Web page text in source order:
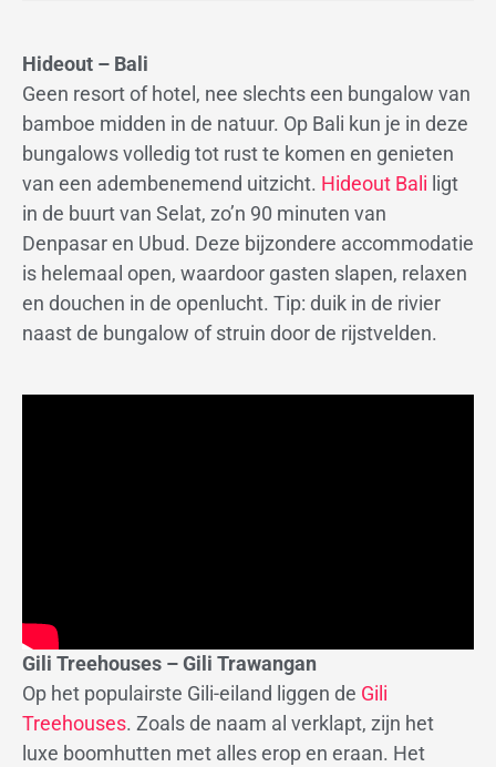
Hideout – Bali
Geen resort of hotel, nee slechts een bungalow van
bamboe midden in de natuur. Op Bali kun je in deze
bungalows volledig tot rust te komen en genieten
van een adembenemend uitzicht. Hideout Bali ligt
in de buurt van Selat, zo’n 90 minuten van
Denpasar en Ubud. Deze bijzondere accommodatie
is helemaal open, waardoor gasten slapen, relaxen
en douchen in de openlucht. Tip: duik in de rivier
naast de bungalow of struin door de rijstvelden.
Gili Treehouses – Gili Trawangan
Op het populairste Gili-eiland liggen de Gili
Treehouses. Zoals de naam al verklapt, zijn het
luxe boomhutten met alles erop en eraan. Het